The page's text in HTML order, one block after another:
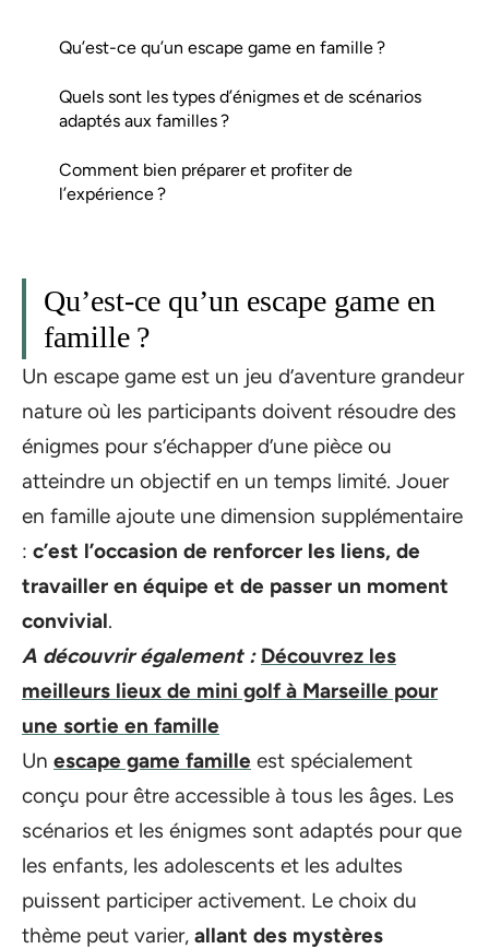
Qu’est-ce qu’un escape game en famille ?
Quels sont les types d’énigmes et de scénarios
adaptés aux familles ?
Comment bien préparer et profiter de
l’expérience ?
Qu’est-ce qu’un escape game en
famille ?
Un escape game est un jeu d’aventure grandeur
nature où les participants doivent résoudre des
énigmes pour s’échapper d’une pièce ou
atteindre un objectif en un temps limité. Jouer
en famille ajoute une dimension supplémentaire
: c’est l’occasion de renforcer les liens, de
travailler en équipe et de passer un moment
convivial.
A découvrir également : Découvrez les
meilleurs lieux de mini golf à Marseille pour
une sortie en famille
Un escape game famille est spécialement
conçu pour être accessible à tous les âges. Les
scénarios et les énigmes sont adaptés pour que
les enfants, les adolescents et les adultes
puissent participer activement. Le choix du
thème peut varier, allant des mystères